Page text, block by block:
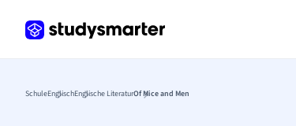
SchuleEnglischEnglische LiteraturOf Mice and Men